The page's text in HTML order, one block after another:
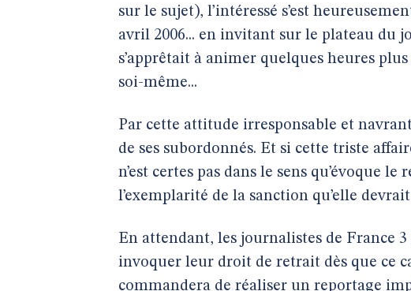
sur le sujet), l’intéressé s’est
avril 2006... en invitant sur le plateau du
s’apprêtait à animer quelques heures
soi-même...
Par cette attitude irresponsable et
de ses subordonnés. Et si cette triste
n’est certes pas dans le sens qu’évoque
l’exemplarité de la sanction qu’elle
En attendant, les journalistes de France
invoquer leur droit de retrait dès que ce
commandera de réaliser un reportage